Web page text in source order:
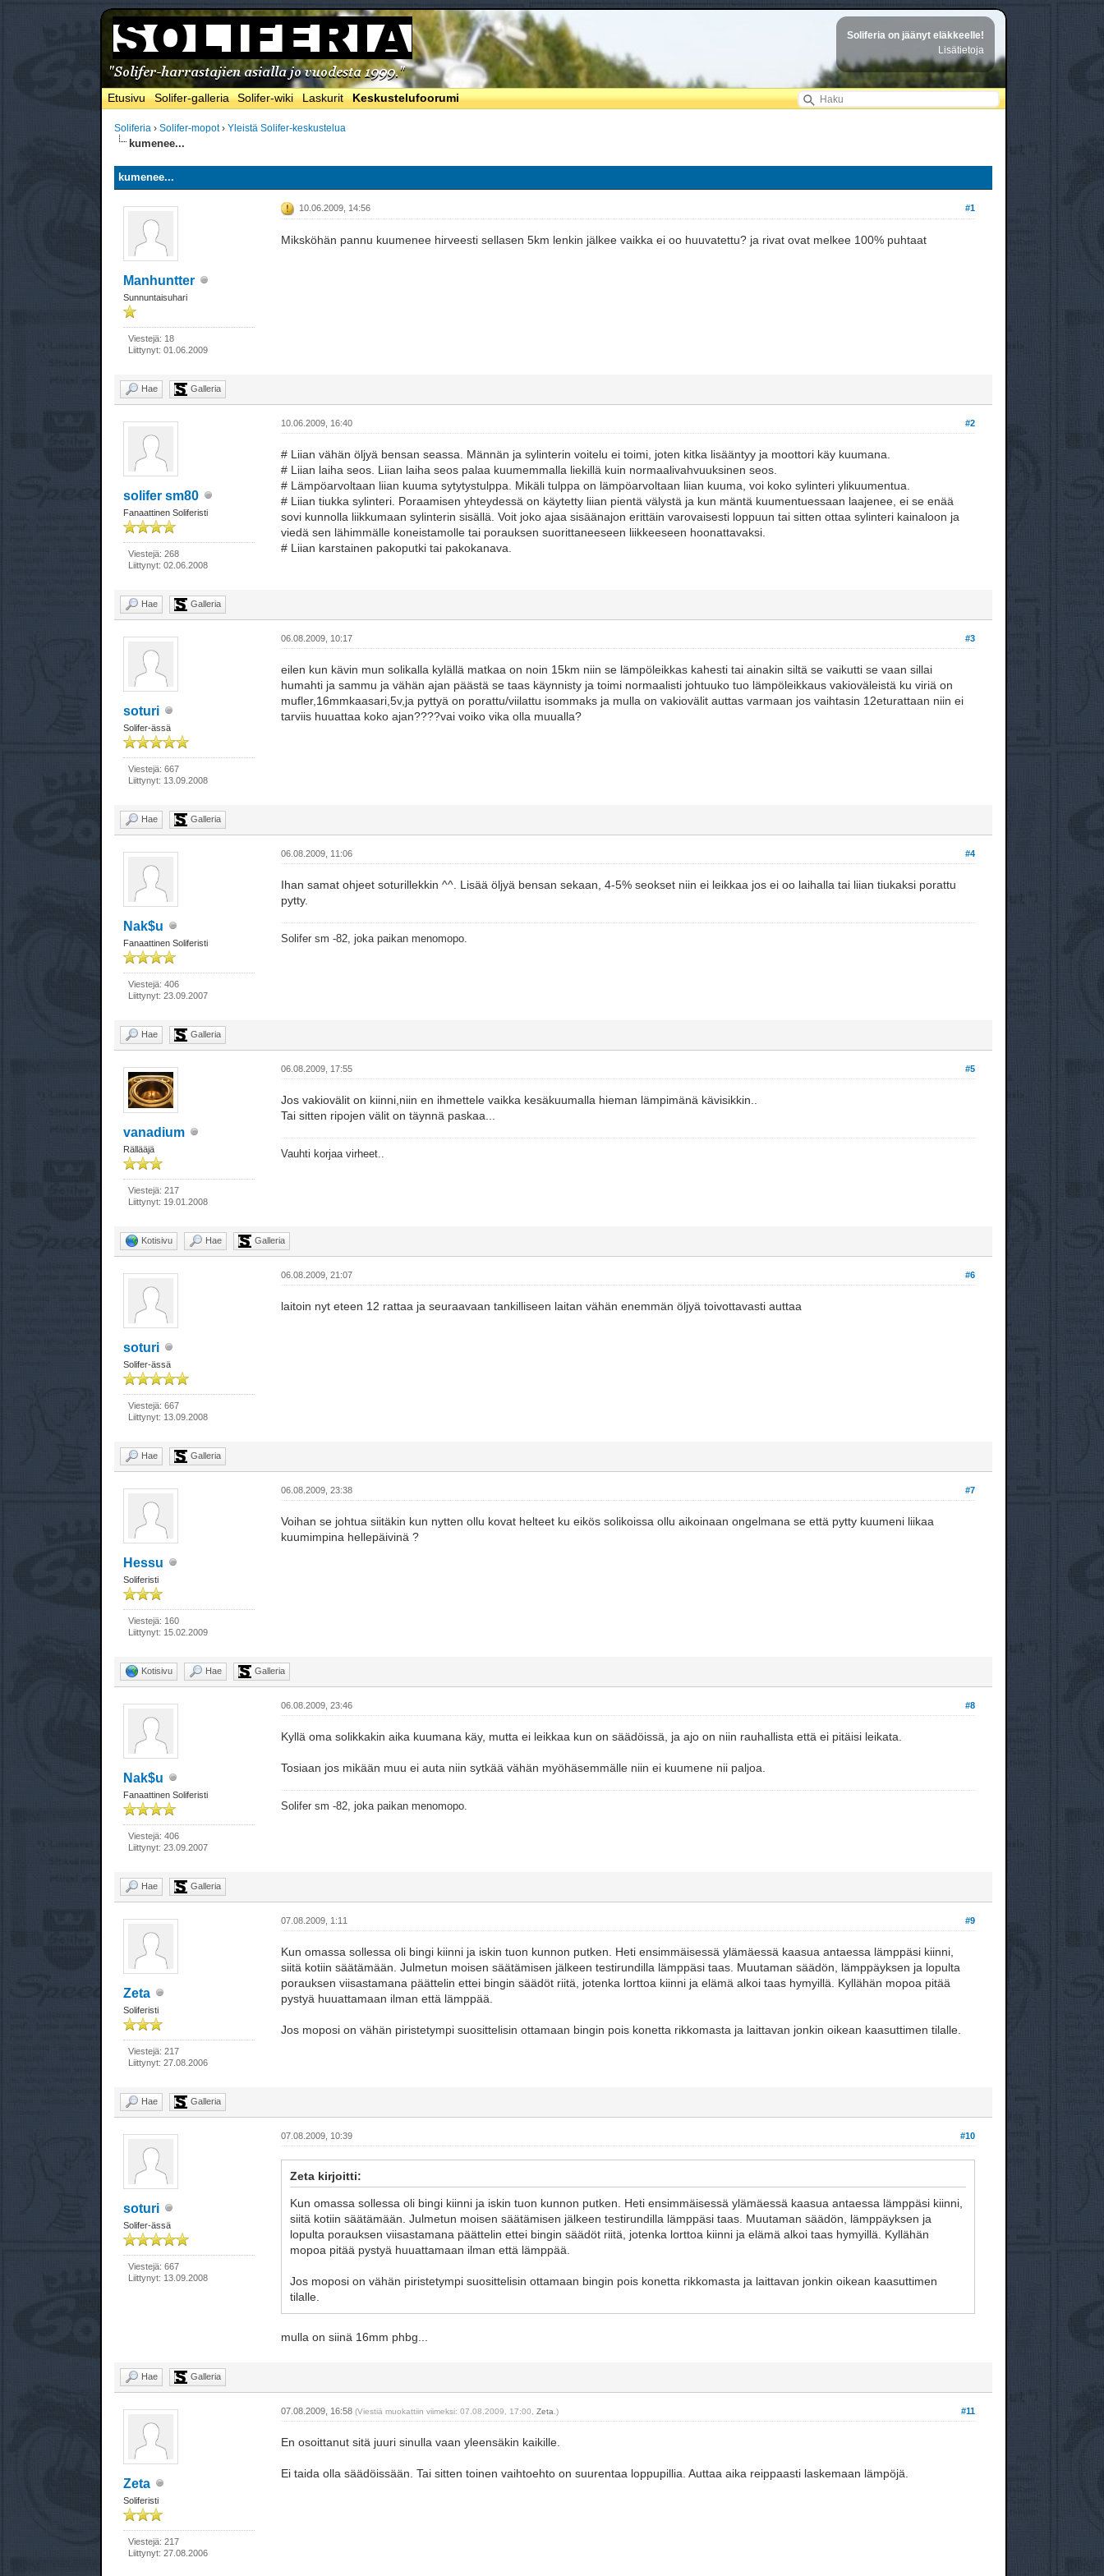
Soliferia on jäänyt eläkkeelle!
Lisätietoja
Etusivu Solifer-galleria Solifer-wiki Laskurit Keskustelufoorumi
Soliferia ›Solifer-mopot›Yleistä Solifer-keskustelua
kumenee...
kumenee...
Manhuntter
Sunnuntaisuhari
Viestejä: 18
Liittynyt: 01.06.2009
#1
10.06.2009, 14:56
Miksköhän pannu kuumenee hirveesti sellasen 5km lenkin jälkee vaikka ei oo huuvatettu? ja rivat ovat melkee 100% puhtaat
Hae Galleria
solifer sm80
Fanaattinen Soliferisti
Viestejä: 268
Liittynyt: 02.06.2008
#2
10.06.2009, 16:40
# Liian vähän öljyä bensan seassa. Männän ja sylinterin voitelu ei toimi, joten kitka lisääntyy ja moottori käy kuumana.
# Liian laiha seos. Liian laiha seos palaa kuumemmalla liekillä kuin normaalivahvuuksinen seos.
# Lämpöarvoltaan liian kuuma sytytystulppa. Mikäli tulppa on lämpöarvoltaan liian kuuma, voi koko sylinteri ylikuumentua.
# Liian tiukka sylinteri. Poraamisen yhteydessä on käytetty liian pientä välystä ja kun mäntä kuumentuessaan laajenee, ei se enää
sovi kunnolla liikkumaan sylinterin sisällä. Voit joko ajaa sisäänajon erittäin varovaisesti loppuun tai sitten ottaa sylinteri kainaloon ja
viedä sen lähimmälle koneistamolle tai porauksen suorittaneeseen liikkeeseen hoonattavaksi.
# Liian karstainen pakoputki tai pakokanava.
Hae Galleria
soturi
Solifer-ässä
Viestejä: 667
Liittynyt: 13.09.2008
#3
06.08.2009, 10:17
eilen kun kävin mun solikalla kylällä matkaa on noin 15km niin se lämpöleikkas kahesti tai ainakin siltä se vaikutti se vaan sillai
humahti ja sammu ja vähän ajan päästä se taas käynnisty ja toimi normaalisti johtuuko tuo lämpöleikkaus vakioväleistä ku viriä on
mufler,16mmkaasari,5v,ja pyttyä on porattu/viilattu isommaks ja mulla on vakiovälit auttas varmaan jos vaihtasin 12eturattaan niin ei
tarviis huuattaa koko ajan????vai voiko vika olla muualla?
Hae Galleria
Nak$u
Fanaattinen Soliferisti
Viestejä: 406
Liittynyt: 23.09.2007
#4
06.08.2009, 11:06
Ihan samat ohjeet soturillekkin ^^. Lisää öljyä bensan sekaan, 4-5% seokset niin ei leikkaa jos ei oo laihalla tai liian tiukaksi porattu
pytty.
Solifer sm -82, joka paikan menomopo.
Hae Galleria
vanadium
Rällääjä
Viestejä: 217
Liittynyt: 19.01.2008
#5
06.08.2009, 17:55
Jos vakiovälit on kiinni,niin en ihmettele vaikka kesäkuumalla hieman lämpimänä kävisikkin..
Tai sitten ripojen välit on täynnä paskaa...
Vauhti korjaa virheet..
Kotisivu Hae Galleria
soturi
Solifer-ässä
Viestejä: 667
Liittynyt: 13.09.2008
#6
06.08.2009, 21:07
laitoin nyt eteen 12 rattaa ja seuraavaan tankilliseen laitan vähän enemmän öljyä toivottavasti auttaa
Hae Galleria
Hessu
Soliferisti
Viestejä: 160
Liittynyt: 15.02.2009
#7
06.08.2009, 23:38
Voihan se johtua siitäkin kun nytten ollu kovat helteet ku eikös solikoissa ollu aikoinaan ongelmana se että pytty kuumeni liikaa
kuumimpina hellepäivinä ?
Kotisivu Hae Galleria
Nak$u
Fanaattinen Soliferisti
Viestejä: 406
Liittynyt: 23.09.2007
#8
06.08.2009, 23:46
Kyllä oma solikkakin aika kuumana käy, mutta ei leikkaa kun on säädöissä, ja ajo on niin rauhallista että ei pitäisi leikata.
Tosiaan jos mikään muu ei auta niin sytkää vähän myöhäsemmälle niin ei kuumene nii paljoa.
Solifer sm -82, joka paikan menomopo.
Hae Galleria
Zeta
Soliferisti
Viestejä: 217
Liittynyt: 27.08.2006
#9
07.08.2009, 1:11
Kun omassa sollessa oli bingi kiinni ja iskin tuon kunnon putken. Heti ensimmäisessä ylämäessä kaasua antaessa lämppäsi kiinni,
siitä kotiin säätämään. Julmetun moisen säätämisen jälkeen testirundilla lämppäsi taas. Muutaman säädön, lämppäyksen ja lopulta
porauksen viisastamana päättelin ettei bingin säädöt riitä, jotenka lorttoa kiinni ja elämä alkoi taas hymyillä. Kyllähän mopoa pitää
pystyä huuattamaan ilman että lämppää.
Jos moposi on vähän piristetympi suosittelisin ottamaan bingin pois konetta rikkomasta ja laittavan jonkin oikean kaasuttimen tilalle.
Hae Galleria
soturi
Solifer-ässä
Viestejä: 667
Liittynyt: 13.09.2008
#10
07.08.2009, 10:39
Zeta kirjoitti:
Kun omassa sollessa oli bingi kiinni ja iskin tuon kunnon putken. Heti ensimmäisessä ylämäessä kaasua antaessa lämppäsi kiinni,
siitä kotiin säätämään. Julmetun moisen säätämisen jälkeen testirundilla lämppäsi taas. Muutaman säädön, lämppäyksen ja
lopulta porauksen viisastamana päättelin ettei bingin säädöt riitä, jotenka lorttoa kiinni ja elämä alkoi taas hymyillä. Kyllähän
mopoa pitää pystyä huuattamaan ilman että lämppää.
Jos moposi on vähän piristetympi suosittelisin ottamaan bingin pois konetta rikkomasta ja laittavan jonkin oikean kaasuttimen
tilalle.
mulla on siinä 16mm phbg...
Hae Galleria
Zeta
Soliferisti
Viestejä: 217
Liittynyt: 27.08.2006
#11
07.08.2009, 16:58(Viestiä muokattiin viimeksi: 07.08.2009, 17:00,Zeta .)
En osoittanut sitä juuri sinulla vaan yleensäkin kaikille.
Ei taida olla säädöissään. Tai sitten toinen vaihtoehto on suurentaa loppupillia. Auttaa aika reippaasti laskemaan lämpöjä.